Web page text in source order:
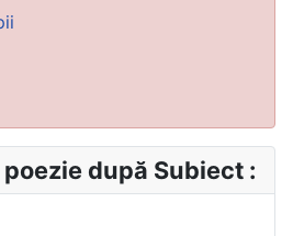
după Subiect :